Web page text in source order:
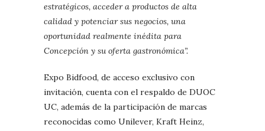
estratégicos, acceder a productos de alta
calidad y potenciar sus negocios, una
oportunidad realmente inédita para
Concepción y su oferta gastronómica”.
Expo Bidfood, de acceso exclusivo con
invitación, cuenta con el respaldo de DUOC
UC, además de la participación de marcas
reconocidas como Unilever, Kraft Heinz,